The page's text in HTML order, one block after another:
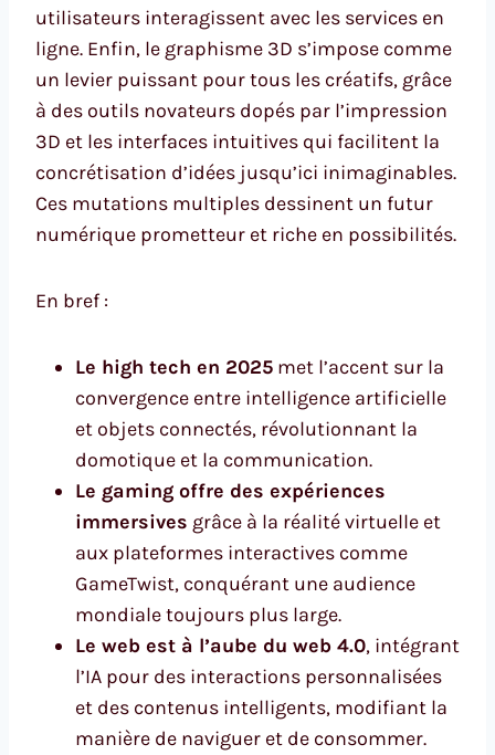
utilisateurs interagissent avec les services en
ligne. Enfin, le graphisme 3D s’impose comme
un levier puissant pour tous les créatifs, grâce
à des outils novateurs dopés par l’impression
3D et les interfaces intuitives qui facilitent la
concrétisation d’idées jusqu’ici inimaginables.
Ces mutations multiples dessinent un futur
numérique prometteur et riche en possibilités.
En bref :
Le high tech en 2025 met l’accent sur la
convergence entre intelligence artificielle
et objets connectés, révolutionnant la
domotique et la communication.
Le gaming offre des expériences
immersives grâce à la réalité virtuelle et
aux plateformes interactives comme
GameTwist, conquérant une audience
mondiale toujours plus large.
Le web est à l’aube du web 4.0, intégrant
l’IA pour des interactions personnalisées
et des contenus intelligents, modifiant la
manière de naviguer et de consommer.